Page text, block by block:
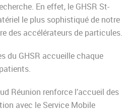
En effet, le GHSR St-
le plus sophistiqué de notre
des accélérateurs de particules.
du GHSR accueille chaque
Réunion renforce l’accueil des
avec le Service Mobile